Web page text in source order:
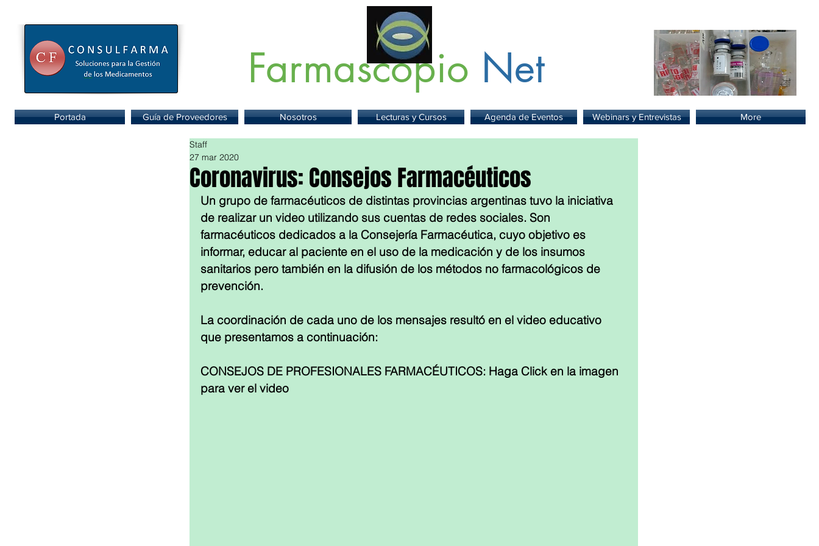
Farmascopio Net
Portada Guía de Proveedores Nosotros Lecturas y Cursos Agenda de Eventos Webinars y Entrevistas More
Coronavirus: Consejos Farmacéuticos
Staff
27 mar 2020
Un grupo de farmacéuticos de distintas provincias argentinas tuvo la iniciativa
de realizar un video utilizando sus cuentas de redes sociales. Son
farmacéuticos dedicados a la Consejería Farmacéutica, cuyo objetivo es
informar, educar al paciente en el uso de la medicación y de los insumos
sanitarios pero también en la difusión de los métodos no farmacológicos de
prevención.
La coordinación de cada uno de los mensajes resultó en el video educativo
que presentamos a continuación:
CONSEJOS DE PROFESIONALES FARMACÉUTICOS: Haga Click en la imagen
para ver el video